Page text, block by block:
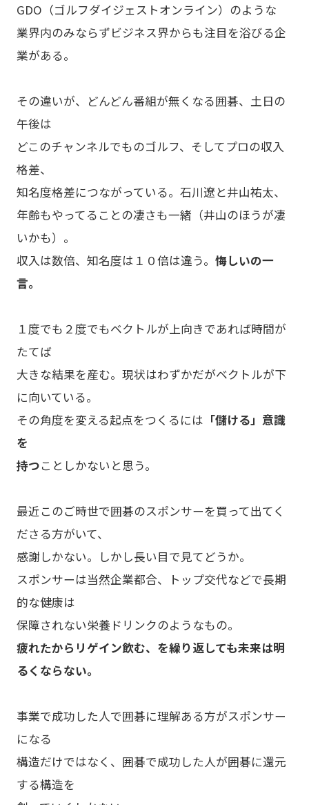
GDO（ゴルフダイジェストオンライン）のような
業界内のみならずビジネス界からも注目を浴びる企
業がある。
その違いが、どんどん番組が無くなる囲碁、土日の
午後は
どこのチャンネルでものゴルフ、そしてプロの収入
格差、
知名度格差につながっている。石川遼と井山祐太、
年齢もやってることの凄さも一緒（井山のほうが凄
いかも）。
収入は数倍、知名度は１０倍は違う。 悔しいの一
言。
１度でも２度でもベクトルが上向きであれば時間が
たてば
大きな結果を産む。現状はわずかだがベクトルが下
に向いている。
その角度を変える起点をつくるには 「儲ける」意識
を
持つことしかないと思う。
最近このご時世で囲碁のスポンサーを買って出てく
ださる方がいて、
感謝しかない。しかし長い目で見てどうか。
スポンサーは当然企業都合、トップ交代などで長期
的な健康は
保障されない栄養ドリンクのようなもの。
疲れたからリゲイン飲む、を繰り返しても未来は明
るくならない。
事業で成功した人で囲碁に理解ある方がスポンサー
になる
構造だけではなく、囲碁で成功した人が囲碁に還元
する構造を